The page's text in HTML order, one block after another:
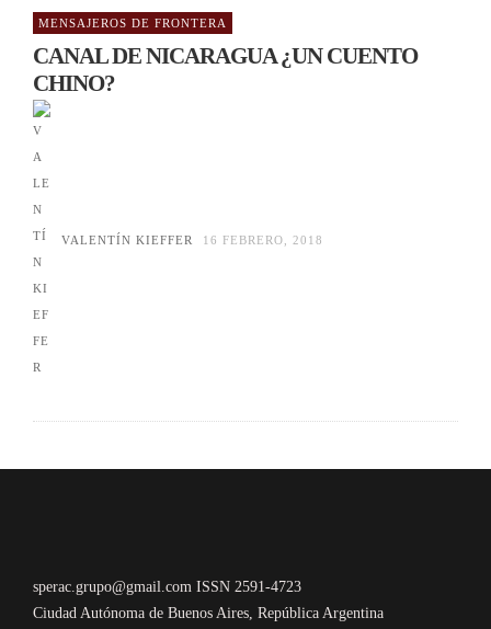
MENSAJEROS DE FRONTERA
CANAL DE NICARAGUA ¿UN CUENTO
CHINO?
VALENTÍN KIEFFER 16 FEBRERO, 2018
sperac.grupo@gmail.com ISSN 2591-4723
Ciudad Autónoma de Buenos Aires, República Argentina